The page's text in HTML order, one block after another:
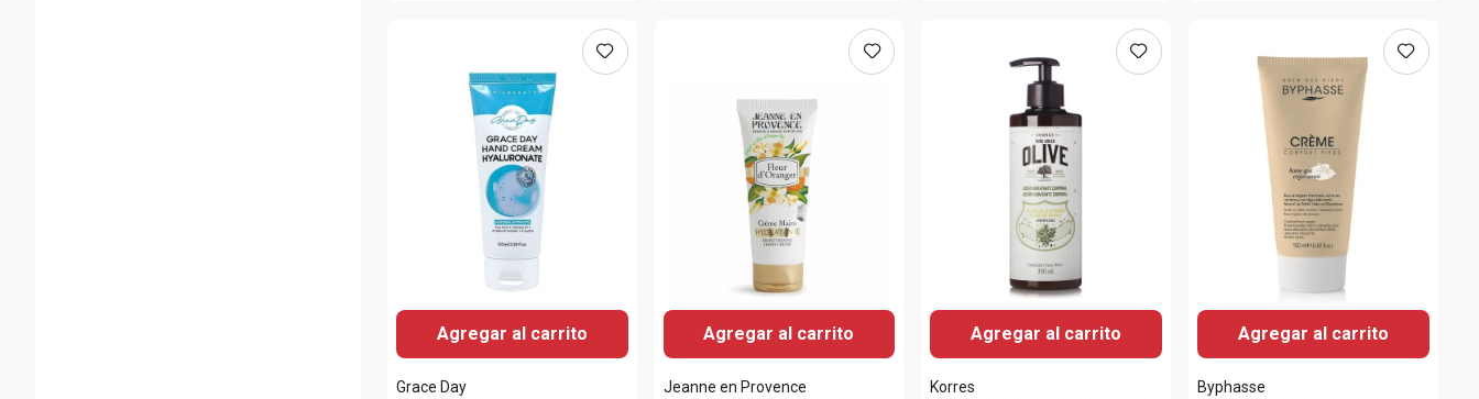
Agregar al carrito
Grace Day
Agregar al carrito
Jeanne en Provence
Agregar al carrito
Korres
Agregar al carrito
Byphasse